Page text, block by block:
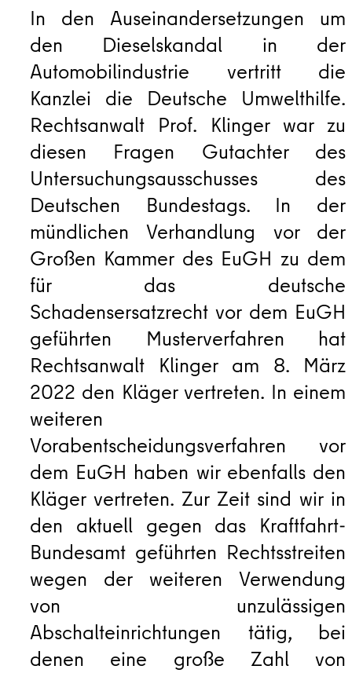
In den Auseinandersetzungen um
den Dieselskandal in der
Automobilindustrie vertritt die
Kanzlei die Deutsche Umwelthilfe.
Rechtsanwalt Prof. Klinger war zu
diesen Fragen Gutachter des
Untersuchungsausschusses des
Deutschen Bundestags. In der
mündlichen Verhandlung vor der
Großen Kammer des EuGH zu dem
für das deutsche
Schadensersatzrecht vor dem EuGH
geführten Musterverfahren hat
Rechtsanwalt Klinger am 8. März
2022 den Kläger vertreten. In einem
weiteren
Vorabentscheidungsverfahren vor
dem EuGH haben wir ebenfalls den
Kläger vertreten. Zur Zeit sind wir in
den aktuell gegen das Kraftfahrt-
Bundesamt geführten Rechtsstreiten
wegen der weiteren Verwendung
von unzulässigen
Abschalteinrichtungen tätig, bei
denen eine große Zahl von